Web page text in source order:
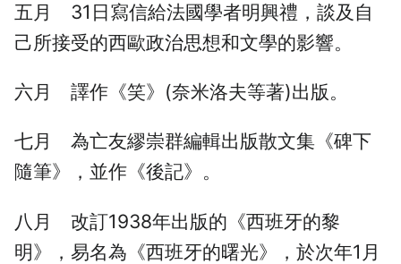
五月 31日寫信給法國學者明興禮，談及自
己所接受的西歐政治思想和文學的影響。
六月 譯作《笑》(奈米洛夫等著)出版。
七月 為亡友繆崇群編輯出版散文集《碑下
隨筆》，並作《後記》。
八月 改訂1938年出版的《西班牙的黎
明》，易名為《西班牙的曙光》，於次年1月